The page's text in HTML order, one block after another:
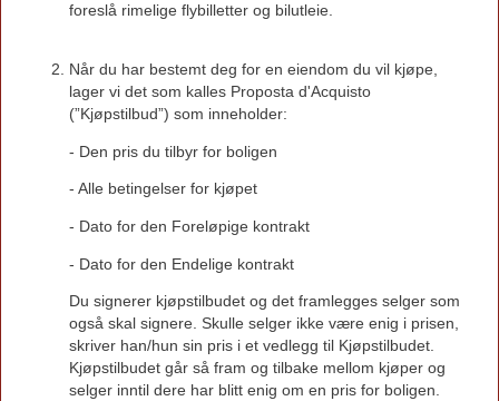
foreslå rimelige flybilletter og bilutleie.
Når du har bestemt deg for en eiendom du vil kjøpe,
lager vi det som kalles Proposta d'Acquisto
(”Kjøpstilbud”) som inneholder:
- Den pris du tilbyr for boligen
- Alle betingelser for kjøpet
- Dato for den Foreløpige kontrakt
- Dato for den Endelige kontrakt
Du signerer kjøpstilbudet og det framlegges selger som
også skal signere. Skulle selger ikke være enig i prisen,
skriver han/hun sin pris i et vedlegg til Kjøpstilbudet.
Kjøpstilbudet går så fram og tilbake mellom kjøper og
selger inntil dere har blitt enig om en pris for boligen.